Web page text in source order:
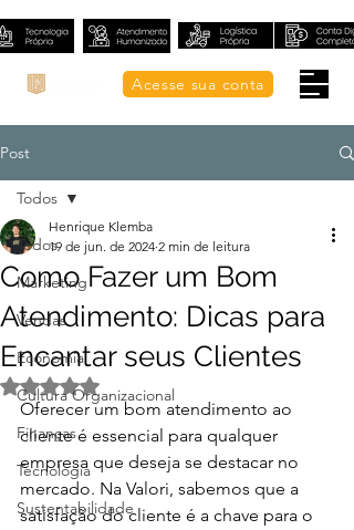
Acesse sua conta
Post
Todos
Marketing
Vendas
Economia
Cultura Organizacional
Finanças
Tecnologia
Sustentabilidade
Todos
Como Fazer um Bom
Atendimento: Dicas para
Encantar seus Clientes
Henrique Klemba
19 de jun. de 2024 2 min de leitura
Avaliado com NaN de 5 estrelas.
Oferecer um bom atendimento ao
cliente é essencial para qualquer
empresa que deseja se destacar no
mercado. Na Valori, sabemos que a
satisfação do cliente é a chave para o